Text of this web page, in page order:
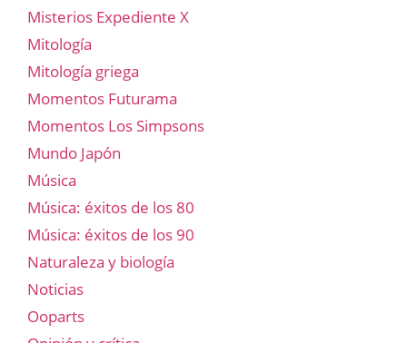
Misterios Expediente X
Mitología
Mitología griega
Momentos Futurama
Momentos Los Simpsons
Mundo Japón
Música
Música: éxitos de los 80
Música: éxitos de los 90
Naturaleza y biología
Noticias
Ooparts